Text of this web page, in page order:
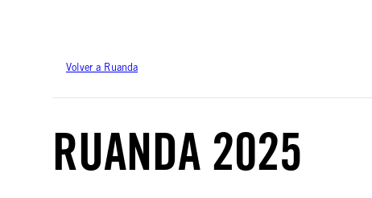
Volver a Ruanda
RUANDA 2025